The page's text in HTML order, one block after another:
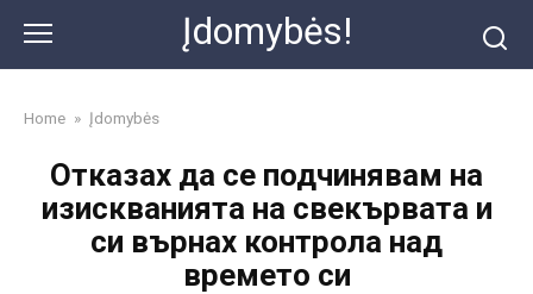
content
Įdomybės!
Home » Įdomybės
Отказах да се подчинявам на
изискванията на свекървата и
си върнах контрола над
времето си